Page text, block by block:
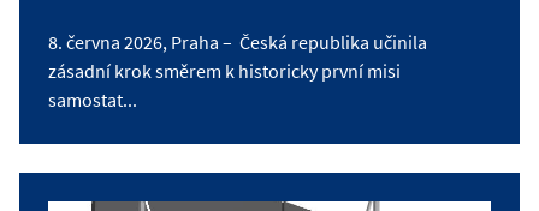
8. června 2026, Praha – Česká republika učinila
zásadní krok směrem k historicky první misi
samostat...